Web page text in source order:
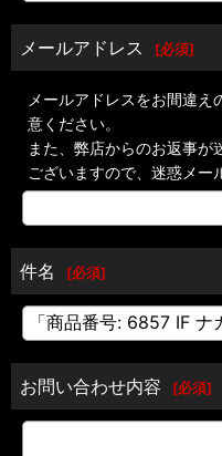
メールアドレス [必須]
メールアドレスをお間違
意ください。
また、弊店からのお返事
ございますので、迷惑メー
件名 [必須]
お問い合わせ内容 [必須]